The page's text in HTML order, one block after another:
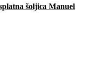
šoljica Manuel